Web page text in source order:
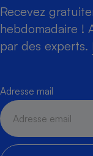
Recevez
hebdomadaire !
par des experts.
Adresse mail